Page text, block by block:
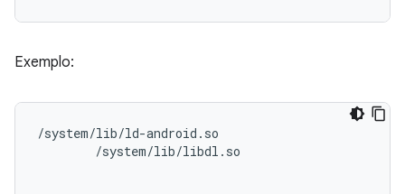
Exemplo:
/system/lib/ld-android.so
        /system/lib/libdl.so